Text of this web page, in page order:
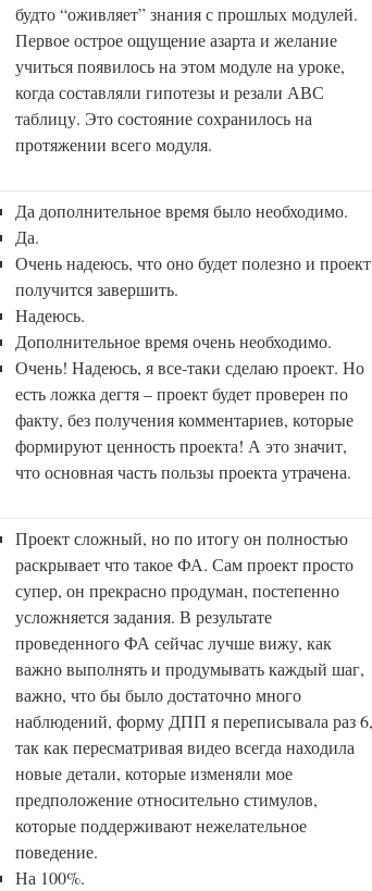
будто “оживляет” знания с прошлых модулей.
Первое острое ощущение азарта и желание
учиться появилось на этом модуле на уроке,
когда составляли гипотезы и резали АВС
таблицу. Это состояние сохранилось на
протяжении всего модуля.
Да дополнительное время было необходимо.
Да.
Очень надеюсь, что оно будет полезно и проект
получится завершить.
Надеюсь.
Дополнительное время очень необходимо.
Очень! Надеюсь, я все-таки сделаю проект. Но
есть ложка дегтя – проект будет проверен по
факту, без получения комментариев, которые
формируют ценность проекта! А это значит,
что основная часть пользы проекта утрачена.
Проект сложный, но по итогу он полностью
раскрывает что такое ФА. Сам проект просто
супер, он прекрасно продуман, постепенно
усложняется задания. В результате
проведенного ФА сейчас лучше вижу, как
важно выполнять и продумывать каждый шаг,
важно, что бы было достаточно много
наблюдений, форму ДПП я переписывала раз 6,
так как пересматривая видео всегда находила
новые детали, которые изменяли мое
предположение относительно стимулов,
которые поддерживают нежелательное
поведение.
На 100%.